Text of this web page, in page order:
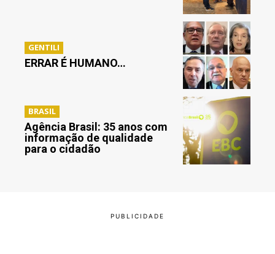
GENTILI
ERRAR É HUMANO…
BRASIL
Agência Brasil: 35 anos com
informação de qualidade
para o cidadão